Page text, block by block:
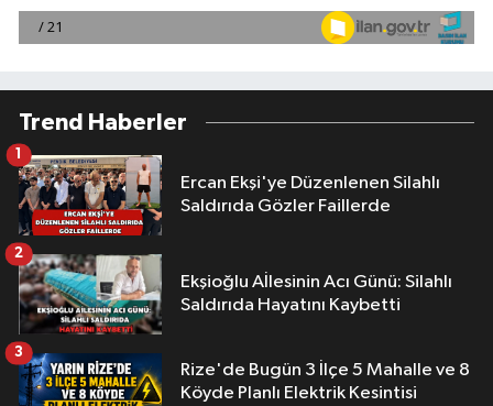
Trend Haberler
Ercan Ekşi'ye Düzenlenen Silahlı
Saldırıda Gözler Faillerde
1
Ekşioğlu Aİlesinin Acı Günü: Silahlı
Saldırıda Hayatını Kaybetti
2
Rize'de Bugün 3 İlçe 5 Mahalle ve 8
Köyde Planlı Elektrik Kesintisi
3